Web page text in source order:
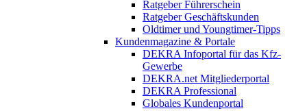
Ratgeber Führerschein
Ratgeber Geschäftskunden
Oldtimer und Youngtimer-Tipps
Kundenmagazine & Portale
DEKRA Infoportal für das Kfz-
Gewerbe
DEKRA.net Mitgliederportal
DEKRA Professional
Globales Kundenportal